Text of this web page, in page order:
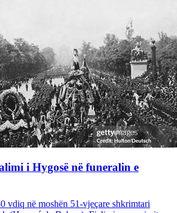
i Hygosë në funeralin e
vdiq në moshën 51-vjeçare shkrimtari